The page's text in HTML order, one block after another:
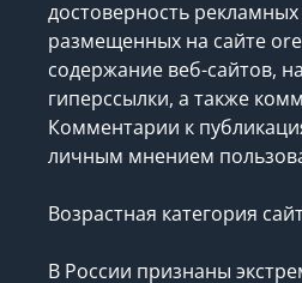
достоверность
размещенных на сайте
содержание веб-сайтов,
гиперссылки, а также
Комментарии к
личным мнением
Возрастная категория
В России признаны